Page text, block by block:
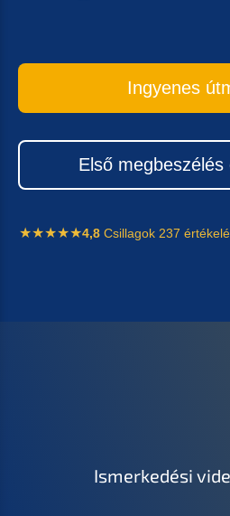
Ingyenes
Első
4,8 Csillagok 237
Ismerkedési